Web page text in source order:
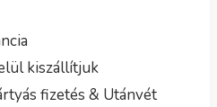
kiszállítjuk
fizetés & Utánvét